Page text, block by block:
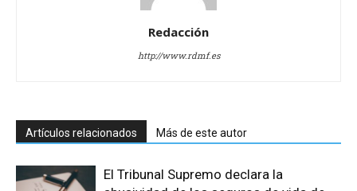
Redacción
http://www.rdmf.es
Artículos relacionados Más de este autor
El Tribunal Supremo declara la